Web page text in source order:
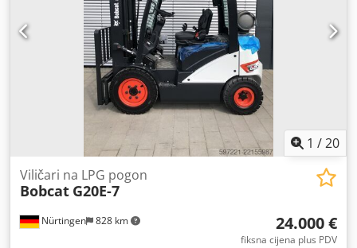
1 /20
Nürtingen 828 km
Viličari na LPG pogon
Bobcat G20E-7
24.000 €
fiksna cijena plus PDV